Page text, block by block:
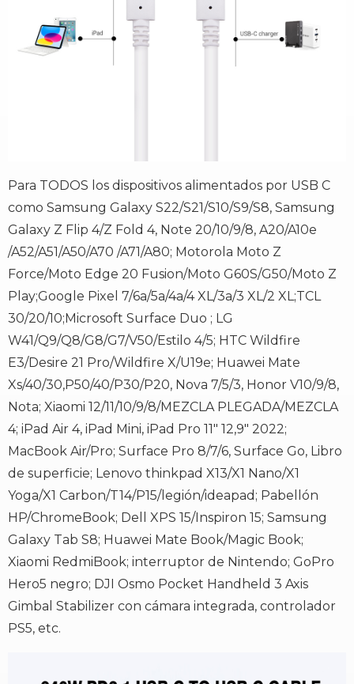
Para TODOS los dispositivos alimentados por USB C
como Samsung Galaxy S22/S21/S10/S9/S8, Samsung
Galaxy Z Flip 4/Z Fold 4, Note 20/10/9/8, A20/A10e
/A52/A51/A50/A70 /A71/A80; Motorola Moto Z
Force/Moto Edge 20 Fusion/Moto G60S/G50/Moto Z
Play;Google Pixel 7/6a/5a/4a/4 XL/3a/3 XL/2 XL;TCL
30/20/10;Microsoft Surface Duo ; LG
W41/Q9/Q8/G8/G7/V50/Estilo 4/5; HTC Wildfire
E3/Desire 21 Pro/Wildfire X/U19e; Huawei Mate
Xs/40/30,P50/40/P30/P20, Nova 7/5/3, Honor V10/9/8,
Nota; Xiaomi 12/11/10/9/8/MEZCLA PLEGADA/MEZCLA
4; iPad Air 4, iPad Mini, iPad Pro 11" 12,9" 2022;
MacBook Air/Pro; Surface Pro 8/7/6, Surface Go, Libro
de superficie; Lenovo thinkpad X13/X1 Nano/X1
Yoga/X1 Carbon/T14/P15/legión/ideapad; Pabellón
HP/ChromeBook; Dell XPS 15/Inspiron 15; Samsung
Galaxy Tab S8; Huawei Mate Book/Magic Book;
Xiaomi RedmiBook; interruptor de Nintendo; GoPro
Hero5 negro; DJI Osmo Pocket Handheld 3 Axis
Gimbal Stabilizer con cámara integrada, controlador
PS5, etc.